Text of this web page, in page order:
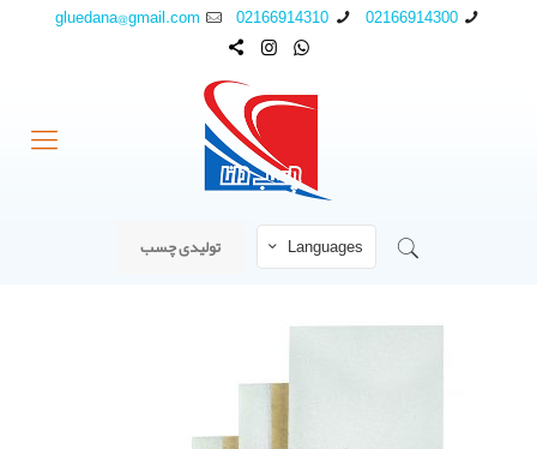
02166914300
02166914310
gluedana@gmail.com
Languages تولیدی چسب